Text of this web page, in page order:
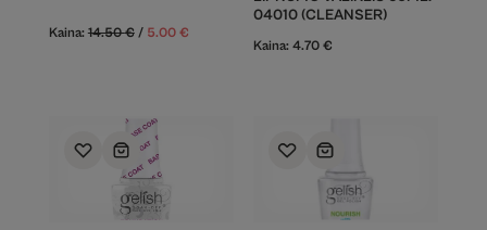
Kaina: 14.50€ / 5.00 €
04010 (CLEANSER)
Kaina: 4.70 €